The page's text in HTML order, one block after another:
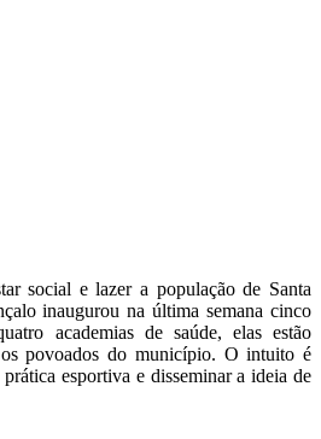
social e lazer a população de Santa
inaugurou na última semana cinco
academias de saúde, elas estão
os povoados do município. O intuito é
esportiva e disseminar a ideia de